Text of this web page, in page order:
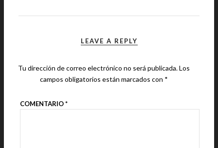
LEAVE A REPLY
Tu dirección de correo electrónico no será publicada.Los
campos obligatorios están marcados con *
COMENTARIO*